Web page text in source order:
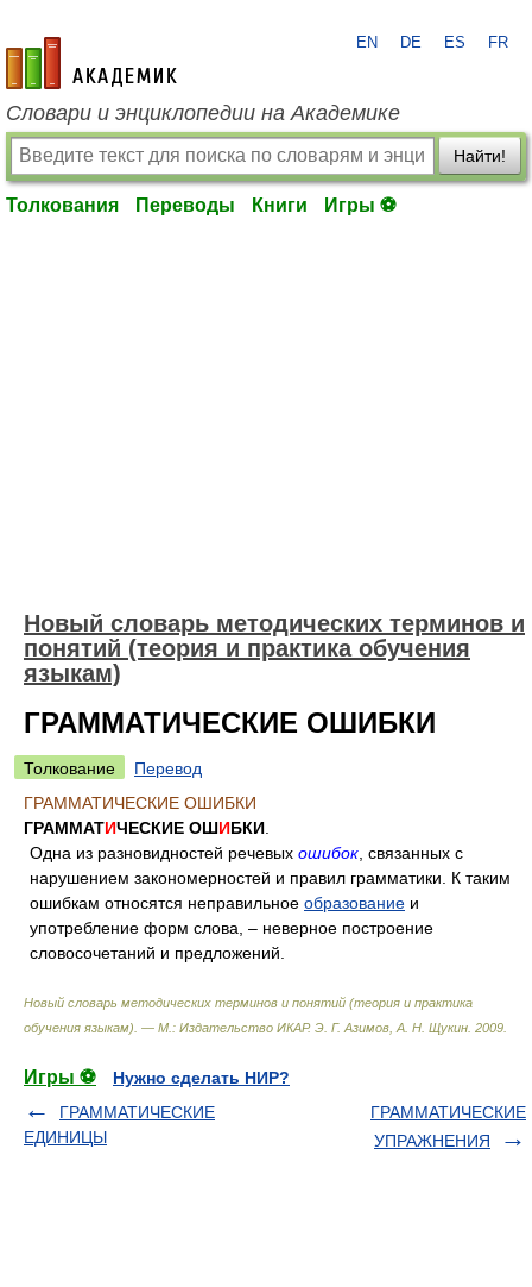
academic.ru
EN DE ES FR
Словари и энциклопедии на Академике
Найти!
Толкования Переводы Книги Игры ⚽
Новый словарь методических терминов и
понятий (теория и практика обучения
языкам)
ГРАММАТИЧЕСКИЕ ОШИБКИ
Толкование
Перевод
ГРАММАТИЧЕСКИЕ ОШИБКИ
ГРАММАТИЧЕСКИЕ ОШИБКИ
Одна из разновидностей речевых ошибок , связанных с
нарушением закономерностей и правил грамматики. К таким
ошибкам относятся неправильное образование и
употребление форм слова, – неверное построение
словосочетаний и предложений.
Новый словарь методических терминов и понятий (теория и практика
обучения языкам). — М.: Издательство ИКАР. Э. Г. Азимов, А. Н. Щукин 2009
Игры ⚽
Нужно сделать НИР?
ГРАММАТИЧЕСКИЕ
ЕДИНИЦЫ
ГРАММАТИЧЕСКИЕ
УПРАЖНЕНИЯ